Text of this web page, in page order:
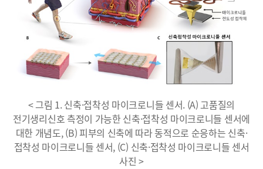
< 그림 1. 신축·접착성 마이크로니들 센서. (A) 고품질의
전기생리신호 측정이 가능한 신축·접착성 마이크로니들 센서에
대한 개념도, (B) 피부의 신축에 따라 동적으로 순응하는 신축·
접착성 마이크로니들 센서, (C) 신축·접착성 마이크로니들 센서
사진 >